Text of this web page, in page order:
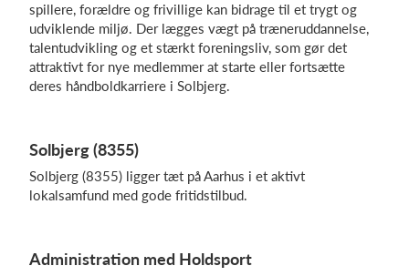
spillere, forældre og frivillige kan bidrage til et trygt og
udviklende miljø. Der lægges vægt på træneruddannelse,
talentudvikling og et stærkt foreningsliv, som gør det
attraktivt for nye medlemmer at starte eller fortsætte
deres håndboldkarriere i Solbjerg.
Solbjerg (8355)
Solbjerg (8355) ligger tæt på Aarhus i et aktivt
lokalsamfund med gode fritidstilbud.
Administration med Holdsport